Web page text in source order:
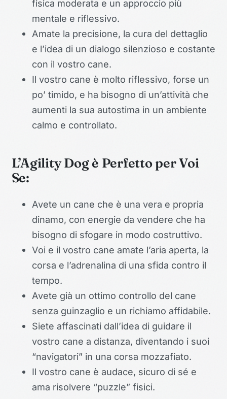
fisica moderata e un approccio più
mentale e riflessivo.
Amate la precisione, la cura del dettaglio
e l’idea di un dialogo silenzioso e costante
con il vostro cane.
Il vostro cane è molto riflessivo, forse un
po’ timido, e ha bisogno di un’attività che
aumenti la sua autostima in un ambiente
calmo e controllato.
L’Agility Dog è Perfetto per Voi
Se:
Avete un cane che è una vera e propria
dinamo, con energie da vendere che ha
bisogno di sfogare in modo costruttivo.
Voi e il vostro cane amate l’aria aperta, la
corsa e l’adrenalina di una sfida contro il
tempo.
Avete già un ottimo controllo del cane
senza guinzaglio e un richiamo affidabile.
Siete affascinati dall’idea di guidare il
vostro cane a distanza, diventando i suoi
“navigatori” in una corsa mozzafiato.
Il vostro cane è audace, sicuro di sé e
ama risolvere “puzzle” fisici.